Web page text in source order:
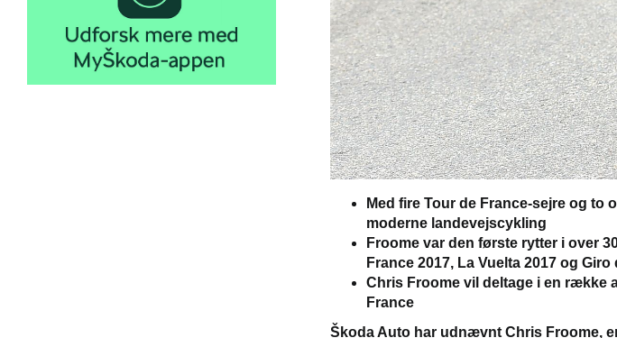
Med fire Tour de France-sejre og to
moderne landevejscykling
Froome var den første rytter i over
France 2017, La Vuelta 2017 og Giro
Chris Froome vil deltage i en række
France
Škoda Auto har udnævnt Chris Froome,